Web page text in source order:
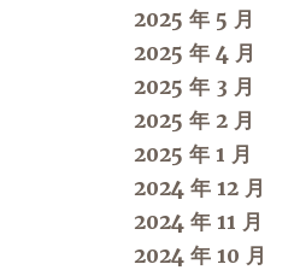
2025 年 5 月
2025 年 4 月
2025 年 3 月
2025 年 2 月
2025 年 1 月
2024 年 12 月
2024 年 11 月
2024 年 10 月